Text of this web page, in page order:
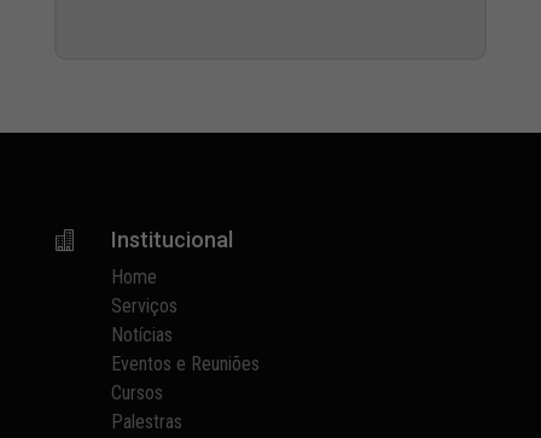
 Institucional
Home
Serviços
Notícias
Eventos e Reuniões
Cursos
Palestras